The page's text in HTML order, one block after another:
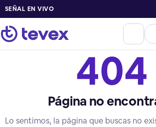
SEÑAL EN VIVO
404
Página no
Lo sentimos, la página que buscas no